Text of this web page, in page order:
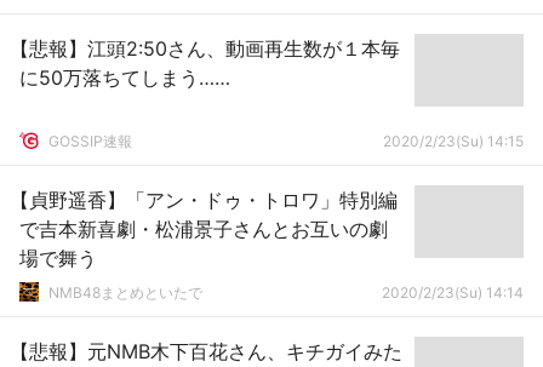
【悲報】江頭2:50さん、動画再生数が１本毎
に50万落ちてしまう……
GOSSIP速報 2020/2/23(Su) 14:15
【貞野遥香】「アン・ドゥ・トロワ」特別編
で吉本新喜劇・松浦景子さんとお互いの劇
場で舞う
NMB48まとめといたで 2020/2/23(Su) 14:14
【悲報】元NMB木下百花さん、キチガイみた